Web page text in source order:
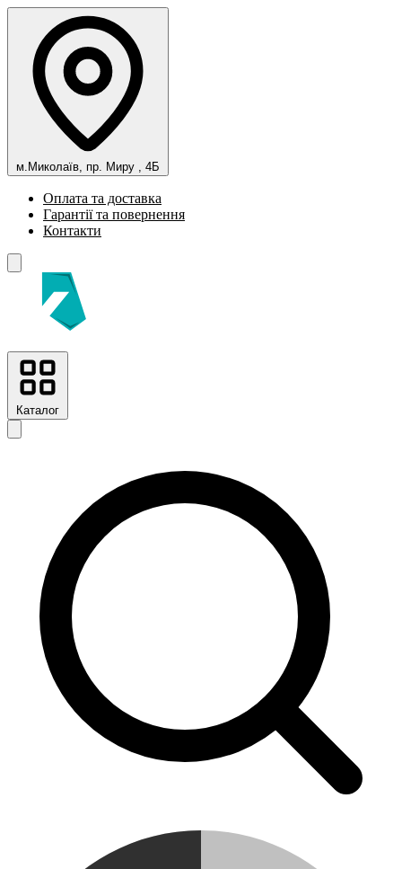
м.Миколаїв, пр. Миру , 4Б
Оплата та доставка
Гарантії та повернення
Контакти
Каталог